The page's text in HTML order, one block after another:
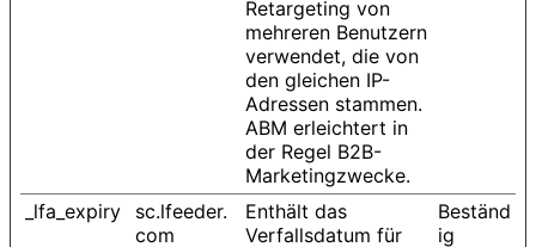
Retargeting von
mehreren Benutzern
verwendet, die von
den gleichen IP-
Adressen stammen.
ABM erleichtert in
der Regel B2B-
Marketingzwecke.
_lfa_expiry
sc.lfeeder.
com
Enthält das
Verfallsdatum für
Beständ
ig